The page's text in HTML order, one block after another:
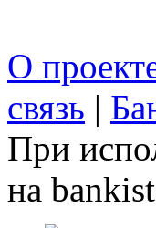
О
связь |
При
на